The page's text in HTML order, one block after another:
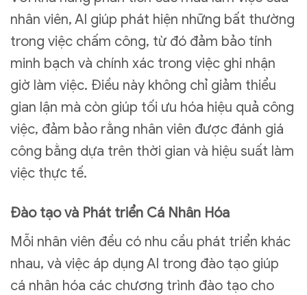
nhân viên, AI giúp phát hiện những bất thường
trong việc chấm công, từ đó đảm bảo tính
minh bạch và chính xác trong việc ghi nhận
giờ làm việc. Điều này không chỉ giảm thiểu
gian lận mà còn giúp tối ưu hóa hiệu quả công
việc, đảm bảo rằng nhân viên được đánh giá
công bằng dựa trên thời gian và hiệu suất làm
việc thực tế.
Đào tạo và Phát triển Cá Nhân Hóa
Mỗi nhân viên đều có nhu cầu phát triển khác
nhau, và việc áp dụng AI trong đào tạo giúp
cá nhân hóa các chương trình đào tạo cho